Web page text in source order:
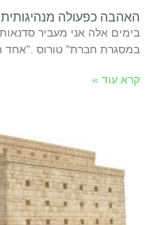
האהבה כפעולה מנהיגותית
‬במסגרת‭ ‬חברת‭ ‬‮"‬טורוס‮"‬‭. ‬אחד‭ ‬הנושאים‭ ‬המרכזיים‭ ‬שאנחנו‭
קרא עוד »